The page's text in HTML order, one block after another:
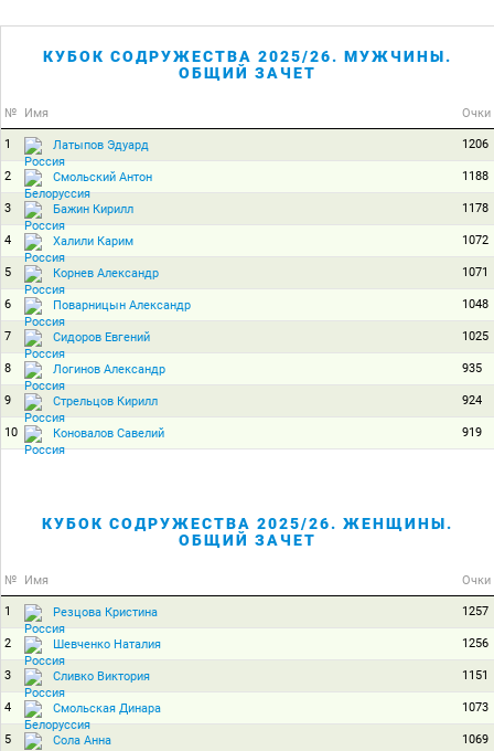
КУБОК СОДРУЖЕСТВА 2025/26. МУЖЧИНЫ.
ОБЩИЙ ЗАЧЕТ
№ Имя Очки
1 Латыпов Эдуард 1206
2 Смольский Антон 1188
3 Бажин Кирилл 1178
4 Халили Карим 1072
5 Корнев Александр 1071
6 Поварницын Александр 1048
7 Сидоров Евгений 1025
8 Логинов Александр 935
9 Стрельцов Кирилл 924
10 Коновалов Савелий 919
КУБОК СОДРУЖЕСТВА 2025/26. ЖЕНЩИНЫ.
ОБЩИЙ ЗАЧЕТ
№ Имя Очки
1 Резцова Кристина 1257
2 Шевченко Наталия 1256
3 Сливко Виктория 1151
4 Смольская Динара 1073
5 Сола Анна 1069